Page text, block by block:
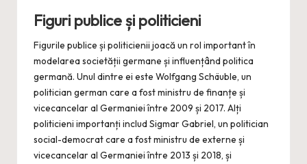
Figuri publice și politicieni
Figurile publice și politicienii joacă un rol important în
modelarea societății germane și influențând politica
germană. Unul dintre ei este Wolfgang Schäuble, un
politician german care a fost ministru de finanțe și
vicecancelar al Germaniei între 2009 și 2017. Alți
politicieni importanți includ Sigmar Gabriel, un politician
social-democrat care a fost ministru de externe și
vicecancelar al Germaniei între 2013 și 2018, și